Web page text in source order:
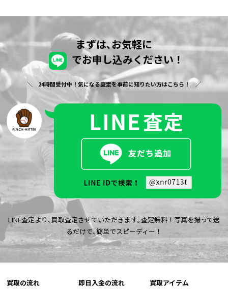
まずは､お気軽に
でお申し込みください！
24時間受付中！気になる査定を事前に知りたい方はこちら！
LINE査定より､買取査定させていただきます｡査定無料！写真を撮って送
るだけで､簡単でスピーディー！
買取の流れ 即日入金の流れ 買取アイテム